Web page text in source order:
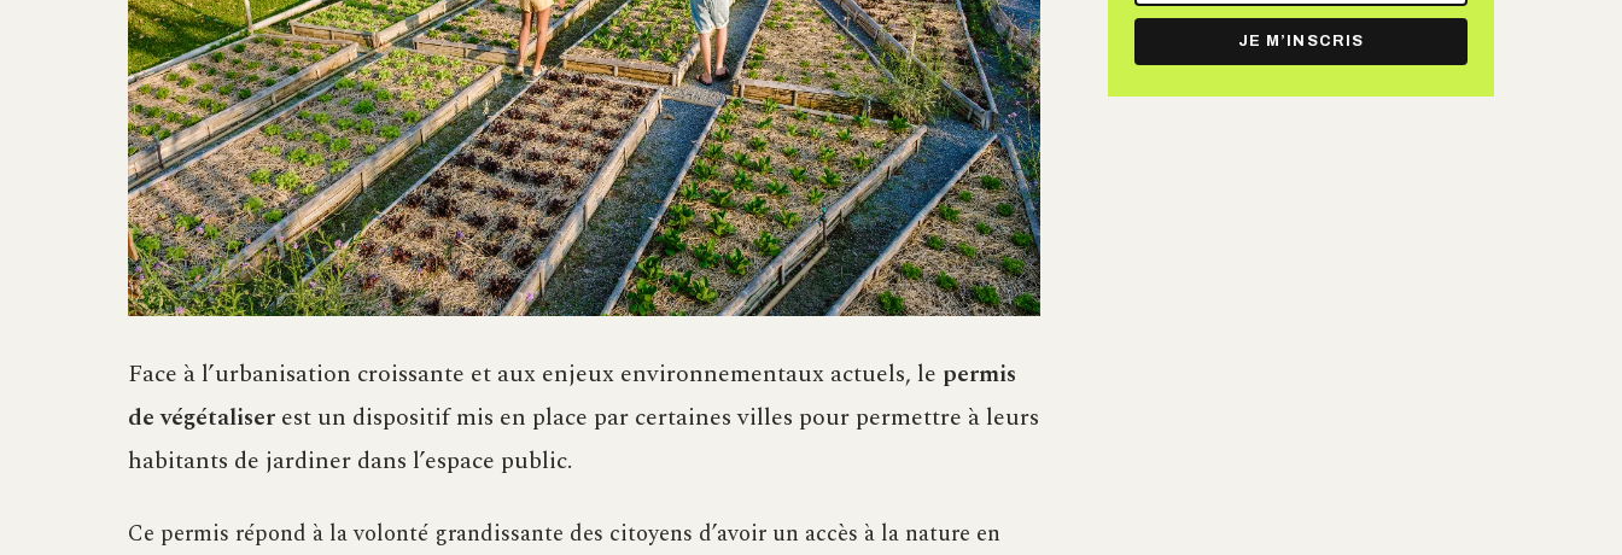
Face à l’urbanisation croissante et aux enjeux environnementaux actuels, le permis
de végétaliser est un dispositif mis en place par certaines villes pour permettre à leurs
habitants de jardiner dans l’espace public.
Ce permis répond à la volonté grandissante des citoyens d’avoir un accès à la nature en
mail
JE M’INSCRIS